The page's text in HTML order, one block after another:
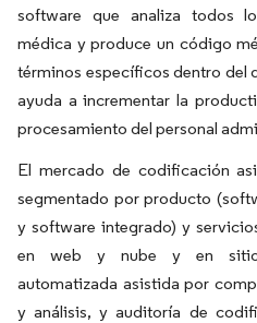
software que analiza todos
médica y produce un código
términos específicos dentro del
ayuda a incrementar la
procesamiento del personal
El mercado de codificación
segmentado por producto
y software integrado) y
en web y nube y en
automatizada asistida por
y análisis, y auditoría de